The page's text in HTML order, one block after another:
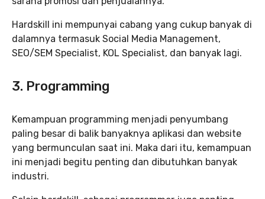
Hardskill ini mempunyai cabang yang cukup banyak di
dalamnya termasuk Social Media Management,
SEO/SEM Specialist, KOL Specialist, dan banyak lagi.
3. Programming
Kemampuan programming menjadi penyumbang
paling besar di balik banyaknya aplikasi dan website
yang bermunculan saat ini. Maka dari itu, kemampuan
ini menjadi begitu penting dan dibutuhkan banyak
industri.